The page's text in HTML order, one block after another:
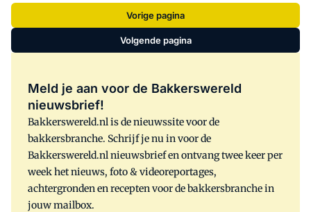
Vorige pagina
Volgende pagina
Meld je aan voor de Bakkerswereld
nieuwsbrief!
Bakkerswereld.nl is de nieuwssite voor de
bakkersbranche. Schrijf je nu in voor de
Bakkerswereld.nl nieuwsbrief en ontvang twee keer per
week het nieuws, foto & videoreportages,
achtergronden en recepten voor de bakkersbranche in
jouw mailbox.